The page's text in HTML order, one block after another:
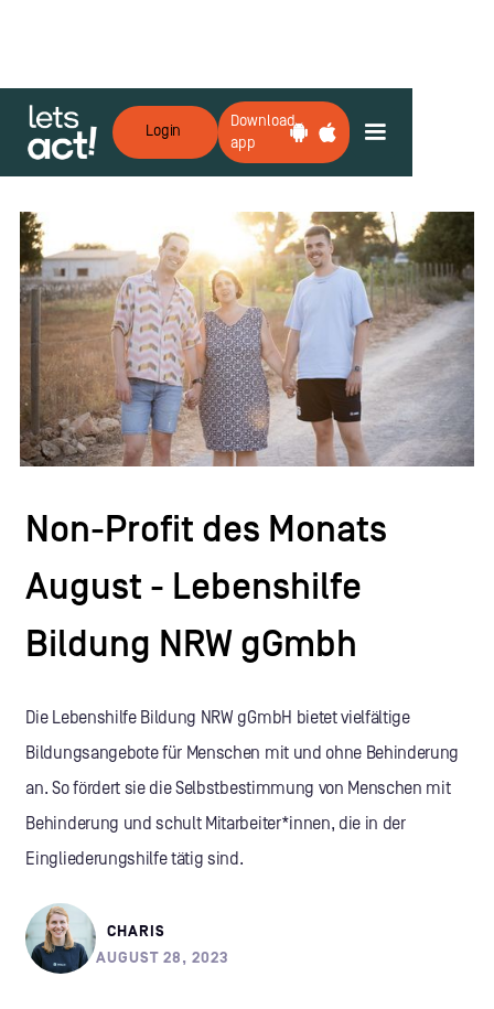
Login
Download
app
Zurück
Non-Profit des Monats
August - Lebenshilfe
Bildung NRW gGmbh
Die Lebenshilfe Bildung NRW gGmbH bietet vielfältige
Bildungsangebote für Menschen mit und ohne Behinderung
an. So fördert sie die Selbstbestimmung von Menschen mit
Behinderung und schult Mitarbeiter*innen, die in der
Eingliederungshilfe tätig sind.
CHARIS
AUGUST 28, 2023